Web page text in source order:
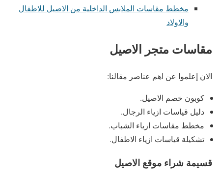
مخطط مقاسات الملابس الداخلية من الاصيل للاطفال
والاولاد
مقاسات متجر الاصيل
الان إعلموا عن اهم عناصر مقالنا:
كوبون خصم الاصيل.
دليل قياسات ازياء الرجال.
مخطط مقاسات ازياء الشباب.
تشكيلة قياسات ازياء الاطفال.
قسيمة شراء موقع الاصيل